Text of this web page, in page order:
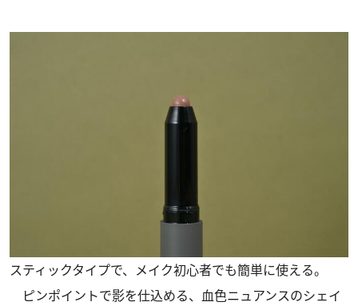
スティックタイプで、メイク初心者でも簡単に使える。
ピンポイントで影を仕込める、血色ニュアンスのシェイ